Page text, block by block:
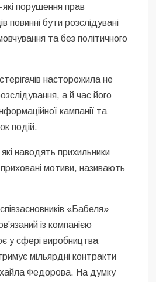
порушення прав
повинні бути розслідувані
та без політичного
насторожила не
а й час його
кампанії та
подій.
наводять прихильники
мотиви, називають
«Бабеля»
із компанією
у сфері виробництва
мільярдні контракти
Федорова. На думку